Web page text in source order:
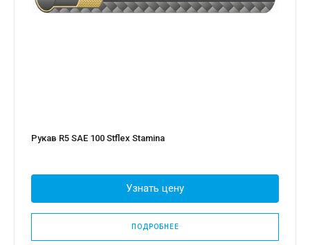
Рукав R5 SAE 100 Stflex Stamina
Узнать цену
ПОДРОБНЕЕ